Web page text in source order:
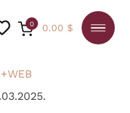
0 0.00 $